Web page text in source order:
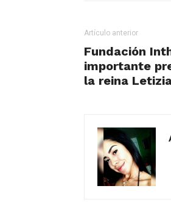
Artículo anterior
Fundación
importante
la reina